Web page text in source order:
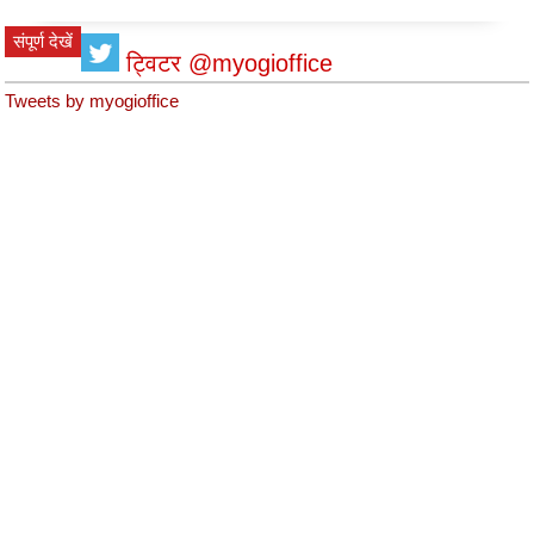
संपूर्ण देखें
ट्विटर @myogioffice
Tweets by myogioffice